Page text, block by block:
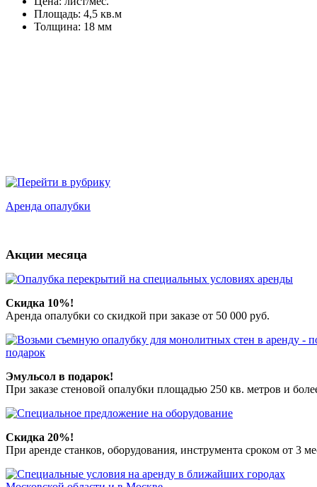
Площадь: 4,5 кв.м
Толщина: 18 мм
Аренда опалубки
Акции месяца
Скидка 10%!
Аренда опалубки со скидкой при заказе от 50 000 руб.
Эмульсол в подарок!
При заказе стеновой опалубки площадью 250 кв. метров и
Скидка 20%!
При аренде станков, оборудования, инструмента сроком от 3